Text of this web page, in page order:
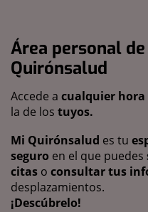
Área personal
Quirónsalud
Accede a cualquier hora
la de los tuyos.
Mi Quirónsalud es tu
seguro en el que puedes
citas o consultar tus
desplazamientos.
¡Descúbrelo!